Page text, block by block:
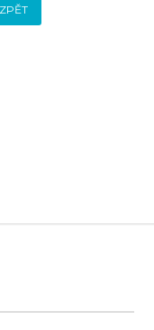
ZPĚT